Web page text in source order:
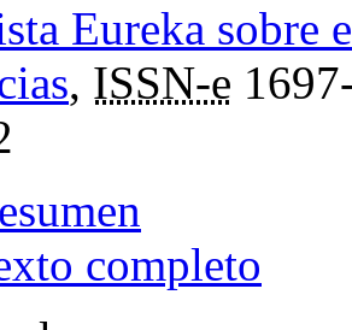
Eureka sobre
, ISSN-e
completo